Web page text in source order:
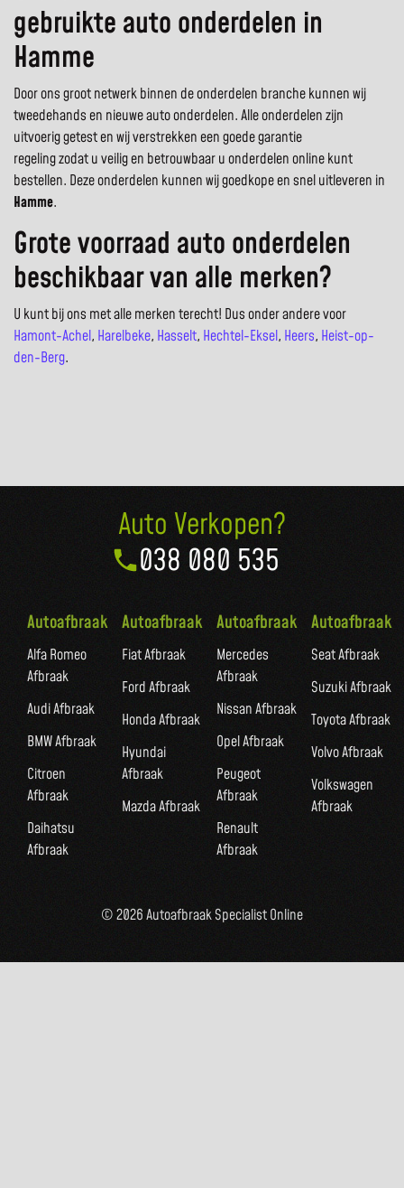
gebruikte auto onderdelen in
Hamme
Door ons groot netwerk binnen de onderdelen branche kunnen wij
tweedehands en nieuwe auto onderdelen. Alle onderdelen zijn
uitvoerig getest en wij verstrekken een goede garantie
regeling zodat u veilig en betrouwbaar u onderdelen online kunt
bestellen. Deze onderdelen kunnen wij goedkope en snel uitleveren in
Hamme.
Grote voorraad auto onderdelen
beschikbaar van alle merken?
U kunt bij ons met alle merken terecht! Dus onder andere voor
Hamont-Achel, Harelbeke, Hasselt, Hechtel-Eksel, Heers, Heist-op-
den-Berg.
Auto Verkopen?
038 080 535
Autoafbraak
Alfa Romeo
Afbraak
Audi Afbraak
BMW Afbraak
Citroen
Afbraak
Daihatsu
Afbraak
Autoafbraak
Fiat Afbraak
Ford Afbraak
Honda Afbraak
Hyundai
Afbraak
Mazda Afbraak
Autoafbraak
Mercedes
Afbraak
Nissan Afbraak
Opel Afbraak
Peugeot
Afbraak
Renault
Afbraak
Autoafbraak
Seat Afbraak
Suzuki Afbraak
Toyota Afbraak
Volvo Afbraak
Volkswagen
Afbraak
© 2026 Autoafbraak Specialist Online